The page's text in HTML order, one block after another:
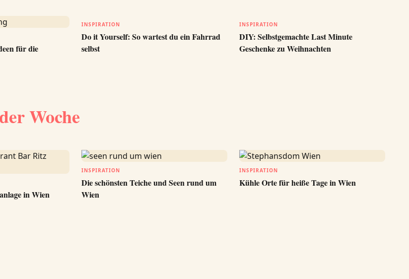
für die
INSPIRATION
Do it Yourself: So wartest du ein Fahrrad
selbst
INSPIRATION
DIY: Selbstgemachte Last Minute
Geschenke zu Weihnachten
Woche
in Wien
INSPIRATION
Die schönsten Teiche und Seen rund um
Wien
INSPIRATION
Kühle Orte für heiße Tage in Wien